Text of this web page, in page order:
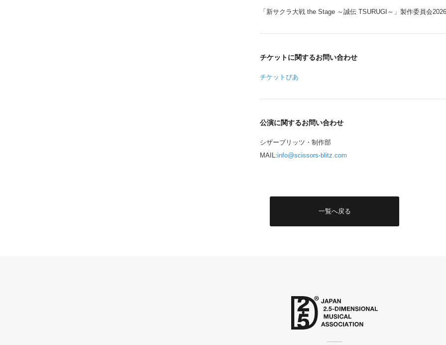
「新サクラ大戦 the Stage ～誠伝 TSURUGI～」製作委員会2026
チケットに関するお問い合わせ
チケットぴあ
公演に関するお問い合わせ
シザーブリッツ・制作部
MAIL:info@scissors-blitz.com
一覧へ戻る